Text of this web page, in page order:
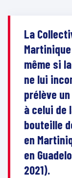
La
même si
ne lui
prélève
à celui de
bouteille
en
en
2021).